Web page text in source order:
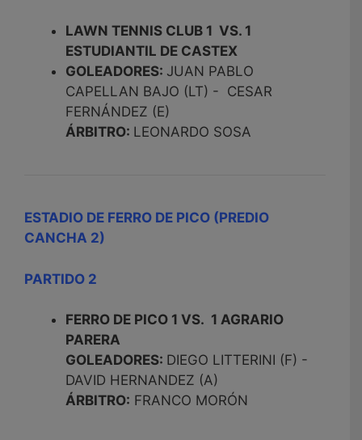
LAWN TENNIS CLUB 1 VS. 1
ESTUDIANTIL DE CASTEX
GOLEADORES: JUAN PABLO
CAPELLAN BAJO (LT) - CESAR
FERNÁNDEZ (E)
ÁRBITRO: LEONARDO SOSA
ESTADIO DE FERRO DE PICO (PREDIO
CANCHA 2)
PARTIDO 2
FERRO DE PICO 1 VS. 1 AGRARIO
PARERA
GOLEADORES: DIEGO LITTERINI (F) -
DAVID HERNANDEZ (A)
ÁRBITRO: FRANCO MORÓN